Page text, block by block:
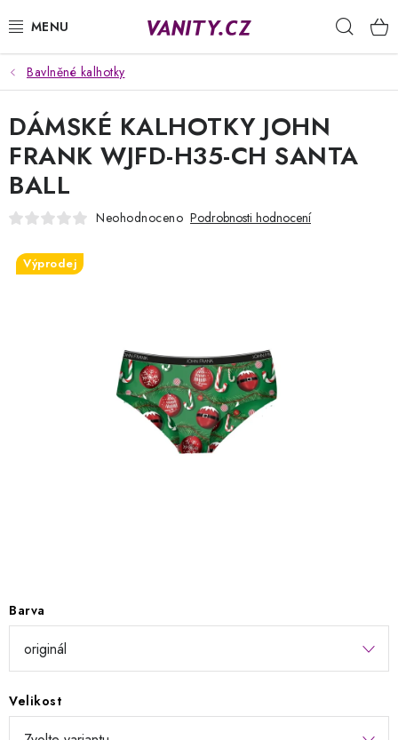
na
KABELKY
SPODNÍ PRÁDLO
PUNČOCHY
PYŽAMA
ŽUPANY
Jak nakupovat
Obchodní podmínky
Podmínky ochrany osobních údajů
Napište nám
Bavlněné kalhotky
Barva
Velikost
DÁMSKÉ KALHOTKY JOHN
FRANK WJFD-H35-CH SANTA
BALL
Neohodnoceno Podrobnosti hodnocení
Výprodej